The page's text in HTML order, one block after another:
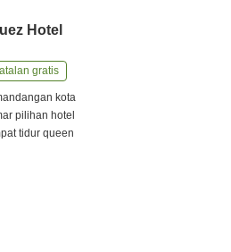
Hotel
gratis
kota
pilihan hotel
tidur queen